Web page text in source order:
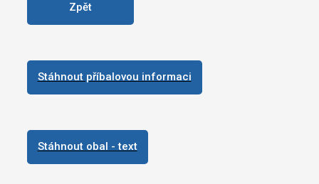
Zpět
Stáhnout příbalovou informaci
Stáhnout obal - text